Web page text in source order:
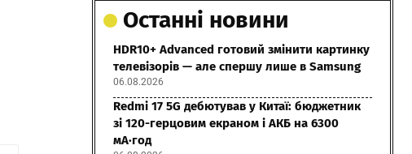
Останні новини
HDR10+ Advanced готовий змінити картинку
телевізорів — але спершу лише в Samsung
06.08.2026
Redmi 17 5G дебютував у Китаї: бюджетник
зі 120-герцовим екраном і АКБ на 6300
мА·год